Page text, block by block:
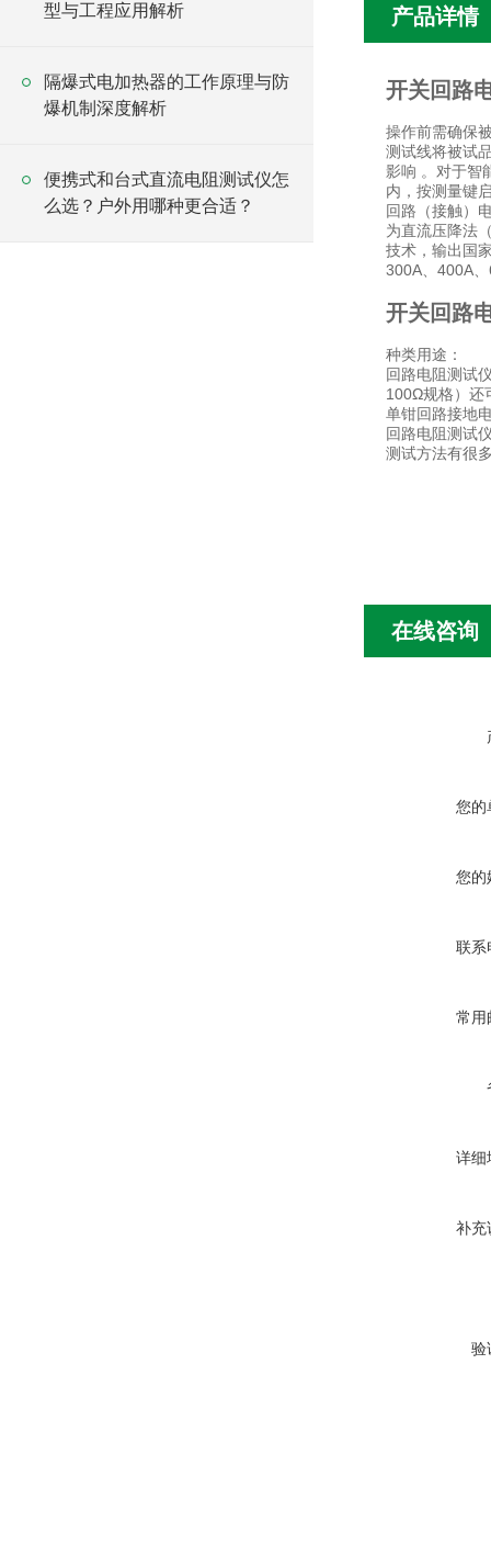
型与工程应用解析
隔爆式电加热器的工作原理与防
爆机制深度解析
便携式和台式直流电阻测试仪怎
么选？户外用哪种更合适？
产品详情
开关回路
操作前需确保
测试线将被试
影响 。对于智
内，按测量键
回路（接触）
为直流压降法
技术，输出国
300A、400A
开关回路
种类用途：
回路电阻测试
100Ω规格）还
单钳回路接地
回路电阻测试
测试方法有很
在线咨询
您的
您的
联系
常用
详细
补充
验